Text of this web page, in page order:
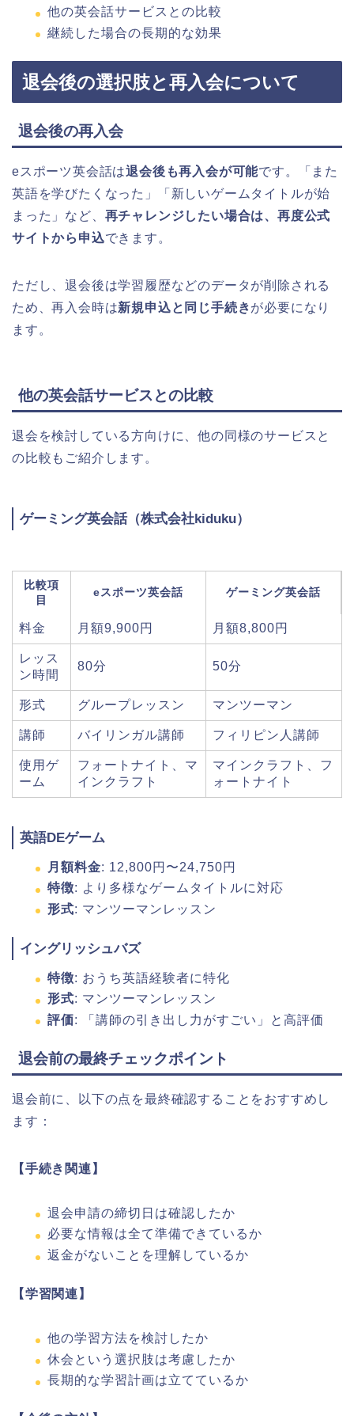
他の英会話サービスとの比較
継続した場合の長期的な効果
退会後の選択肢と再入会について
退会後の再入会
eスポーツ英会話は退会後も再入会が可能です。「また
英語を学びたくなった」「新しいゲームタイトルが始
まった」など、 再チャレンジしたい場合は、再度公式
サイトから申込できます。
ただし、退会後は学習履歴などのデータが削除される
ため、再入会時は新規申込と同じ手続きが必要になり
ます。
他の英会話サービスとの比較
退会を検討している方向けに、他の同様のサービスと
の比較もご紹介します。
ゲーミング英会話（株式会社kiduku）
比較項
目
eスポーツ英会話 ゲーミング英会話
料金 月額9,900円 月額8,800円
レッス
ン時間
80分 50分
形式 グループレッスン マンツーマン
講師 バイリンガル講師 フィリピン人講師
使用ゲ
ーム
フォートナイト、マ
インクラフト
マインクラフト、フ
ォートナイト
英語DEゲーム
月額料金: 12,800円〜24,750円
特徴: より多様なゲームタイトルに対応
形式: マンツーマンレッスン
イングリッシュバズ
特徴: おうち英語経験者に特化
形式: マンツーマンレッスン
評価: 「講師の引き出し力がすごい」と高評価
退会前の最終チェックポイント
退会前に、以下の点を最終確認することをおすすめし
ます：
【手続き関連】
退会申請の締切日は確認したか
必要な情報は全て準備できているか
返金がないことを理解しているか
【学習関連】
他の学習方法を検討したか
休会という選択肢は考慮したか
長期的な学習計画は立てているか